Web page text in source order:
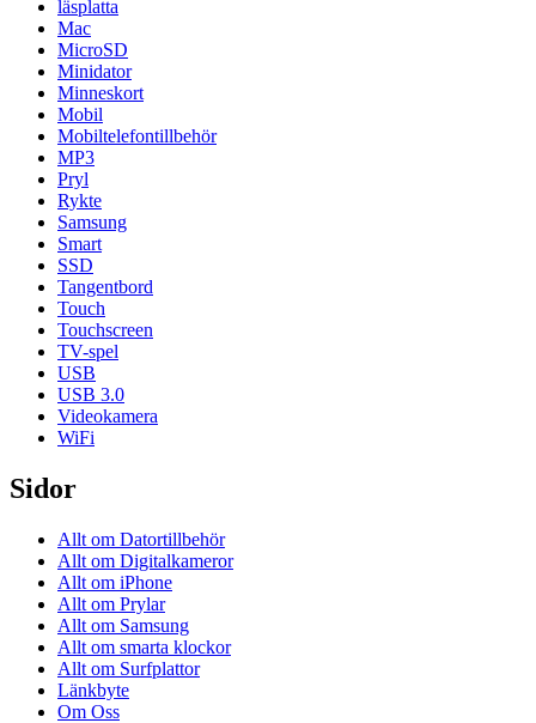
läsplatta
Mac
MicroSD
Minidator
Minneskort
Mobil
Mobiltelefontillbehör
MP3
Pryl
Rykte
Samsung
Smart
SSD
Tangentbord
Touch
Touchscreen
TV-spel
USB
USB 3.0
Videokamera
WiFi
Sidor
Allt om Datortillbehör
Allt om Digitalkameror
Allt om iPhone
Allt om Prylar
Allt om Samsung
Allt om smarta klockor
Allt om Surfplattor
Länkbyte
Om Oss